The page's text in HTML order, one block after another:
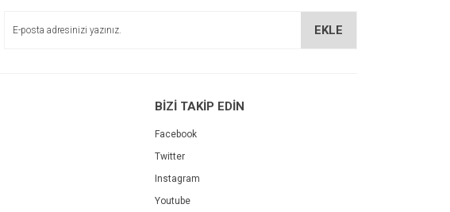
Printpen Canon CRG-064 Magenta Laser Toner
EKLE
BİZİ TAKİP EDİN
Facebook
Twitter
Instagram
Youtube